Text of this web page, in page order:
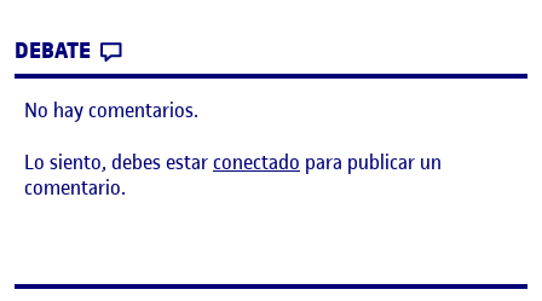
DEBATE
No hay comentarios.
Lo siento, debes estarconectado para publicar un
comentario.